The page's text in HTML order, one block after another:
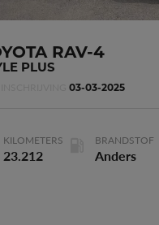
RAV-4
PLUS
INSCHRIJVING03-03-2025
KILOMETERS
23.212
BRANDSTOF
Anders
Cilinderinhoud